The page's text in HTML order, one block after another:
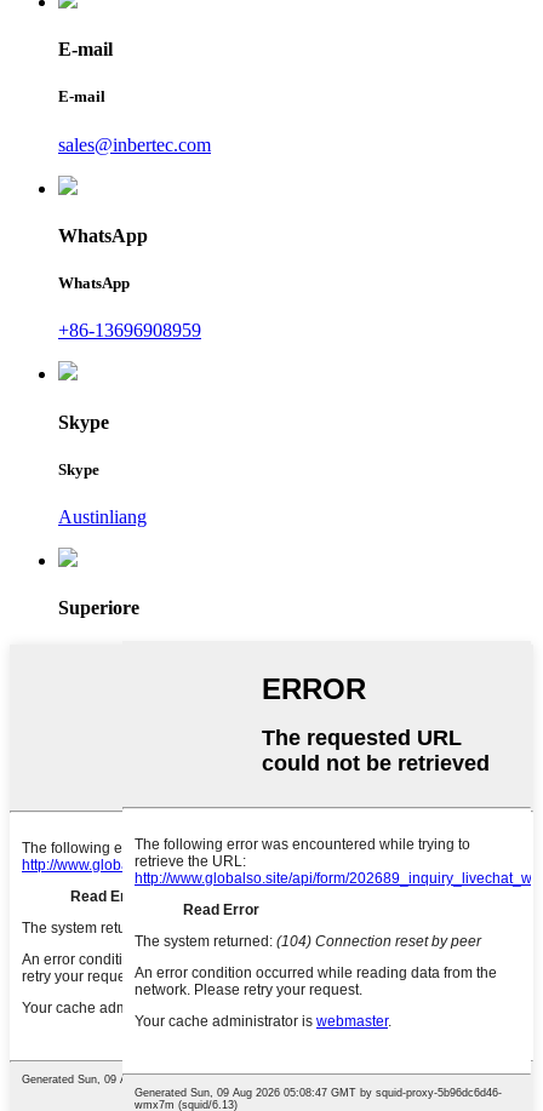
E-mail
E-mail
sales@inbertec.com
WhatsApp
WhatsApp
+86-13696908959
Skype
Skype
Austinliang
Superiore